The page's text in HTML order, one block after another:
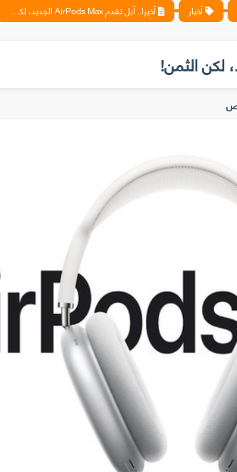
أخبار أخيرا.. آبل تقدم AirPods Max الجديد، لكن الثمن!